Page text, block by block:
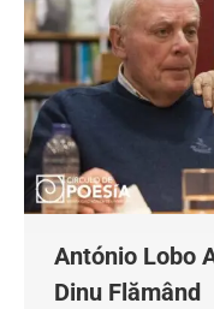
António Lobo
Dinu Flămând